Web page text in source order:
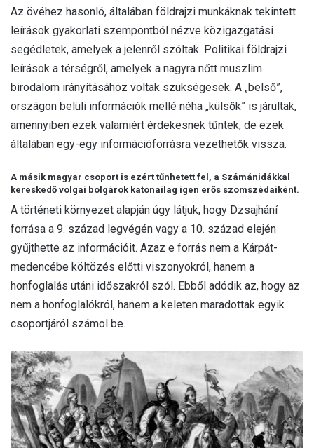
Az övéhez hasonló, általában földrajzi munkáknak tekintett
leírások gyakorlati szempontból nézve közigazgatási
segédletek, amelyek a jelenről szóltak. Politikai földrajzi
leírások a térségről, amelyek a nagyra nőtt muszlim
birodalom irányításához voltak szükségesek. A „belső”,
országon belüli információk mellé néha „külsők” is járultak,
amennyiben ezek valamiért érdekesnek tűntek, de ezek
általában egy-egy információforrásra vezethetők vissza.
A másik magyar csoport is ezért tűnhetett fel, a Számánidákkal
kereskedő volgai bolgárok katonailag igen erős szomszédaiként.
A történeti környezet alapján úgy látjuk, hogy Dzsajhání
forrása a 9. század legvégén vagy a 10. század elején
gyűjthette az információit. Azaz e forrás nem a Kárpát-
medencébe költözés előtti viszonyokról, hanem a
honfoglalás utáni időszakról szól. Ebből adódik az, hogy az
nem a honfoglalókról, hanem a keleten maradottak egyik
csoportjáról számol be.